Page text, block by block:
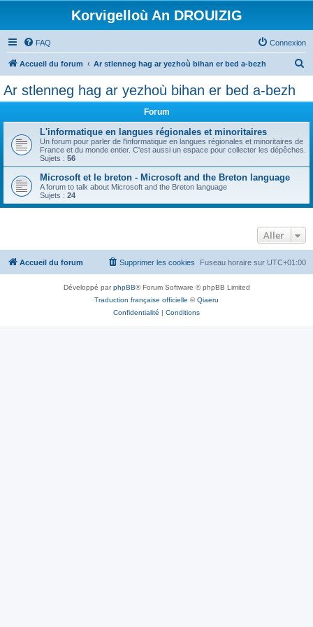
Korvigelloù An DROUIZIG
FAQ Connexion
Accueil du forum Ar stlenneg hag ar yezhoù bihan er bed a-bezh
Ar stlenneg hag ar yezhoù bihan er bed a-bezh
Forum
L'informatique en langues régionales et minoritaires
Un forum pour parler de l'informatique en langues régionales et minoritaires de
France et du monde entier. C'est aussi un espace pour collecter les dépêches.
Sujets : 56
Microsoft et le breton - Microsoft and the Breton language
A forum to talk about Microsoft and the Breton language
Sujets : 24
Aller
Accueil du forum Fuseau horaire sur UTC+01:00
Supprimer les cookies
Développé parphpBB® Forum Software © phpBB Limited
Traduction française officielle ©Qiaeru
Confidentialité | Conditions